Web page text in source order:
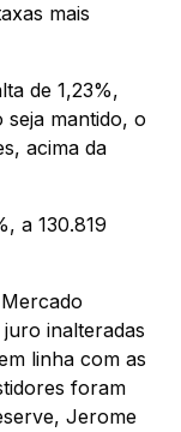
mais
de 1,23%,
seja mantido, o
acima da
a 130.819
inalteradas
linha com as
foram
Jerome